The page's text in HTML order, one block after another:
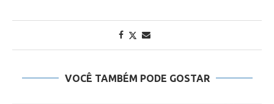
VOCÊ TAMBÉM PODE GOSTAR